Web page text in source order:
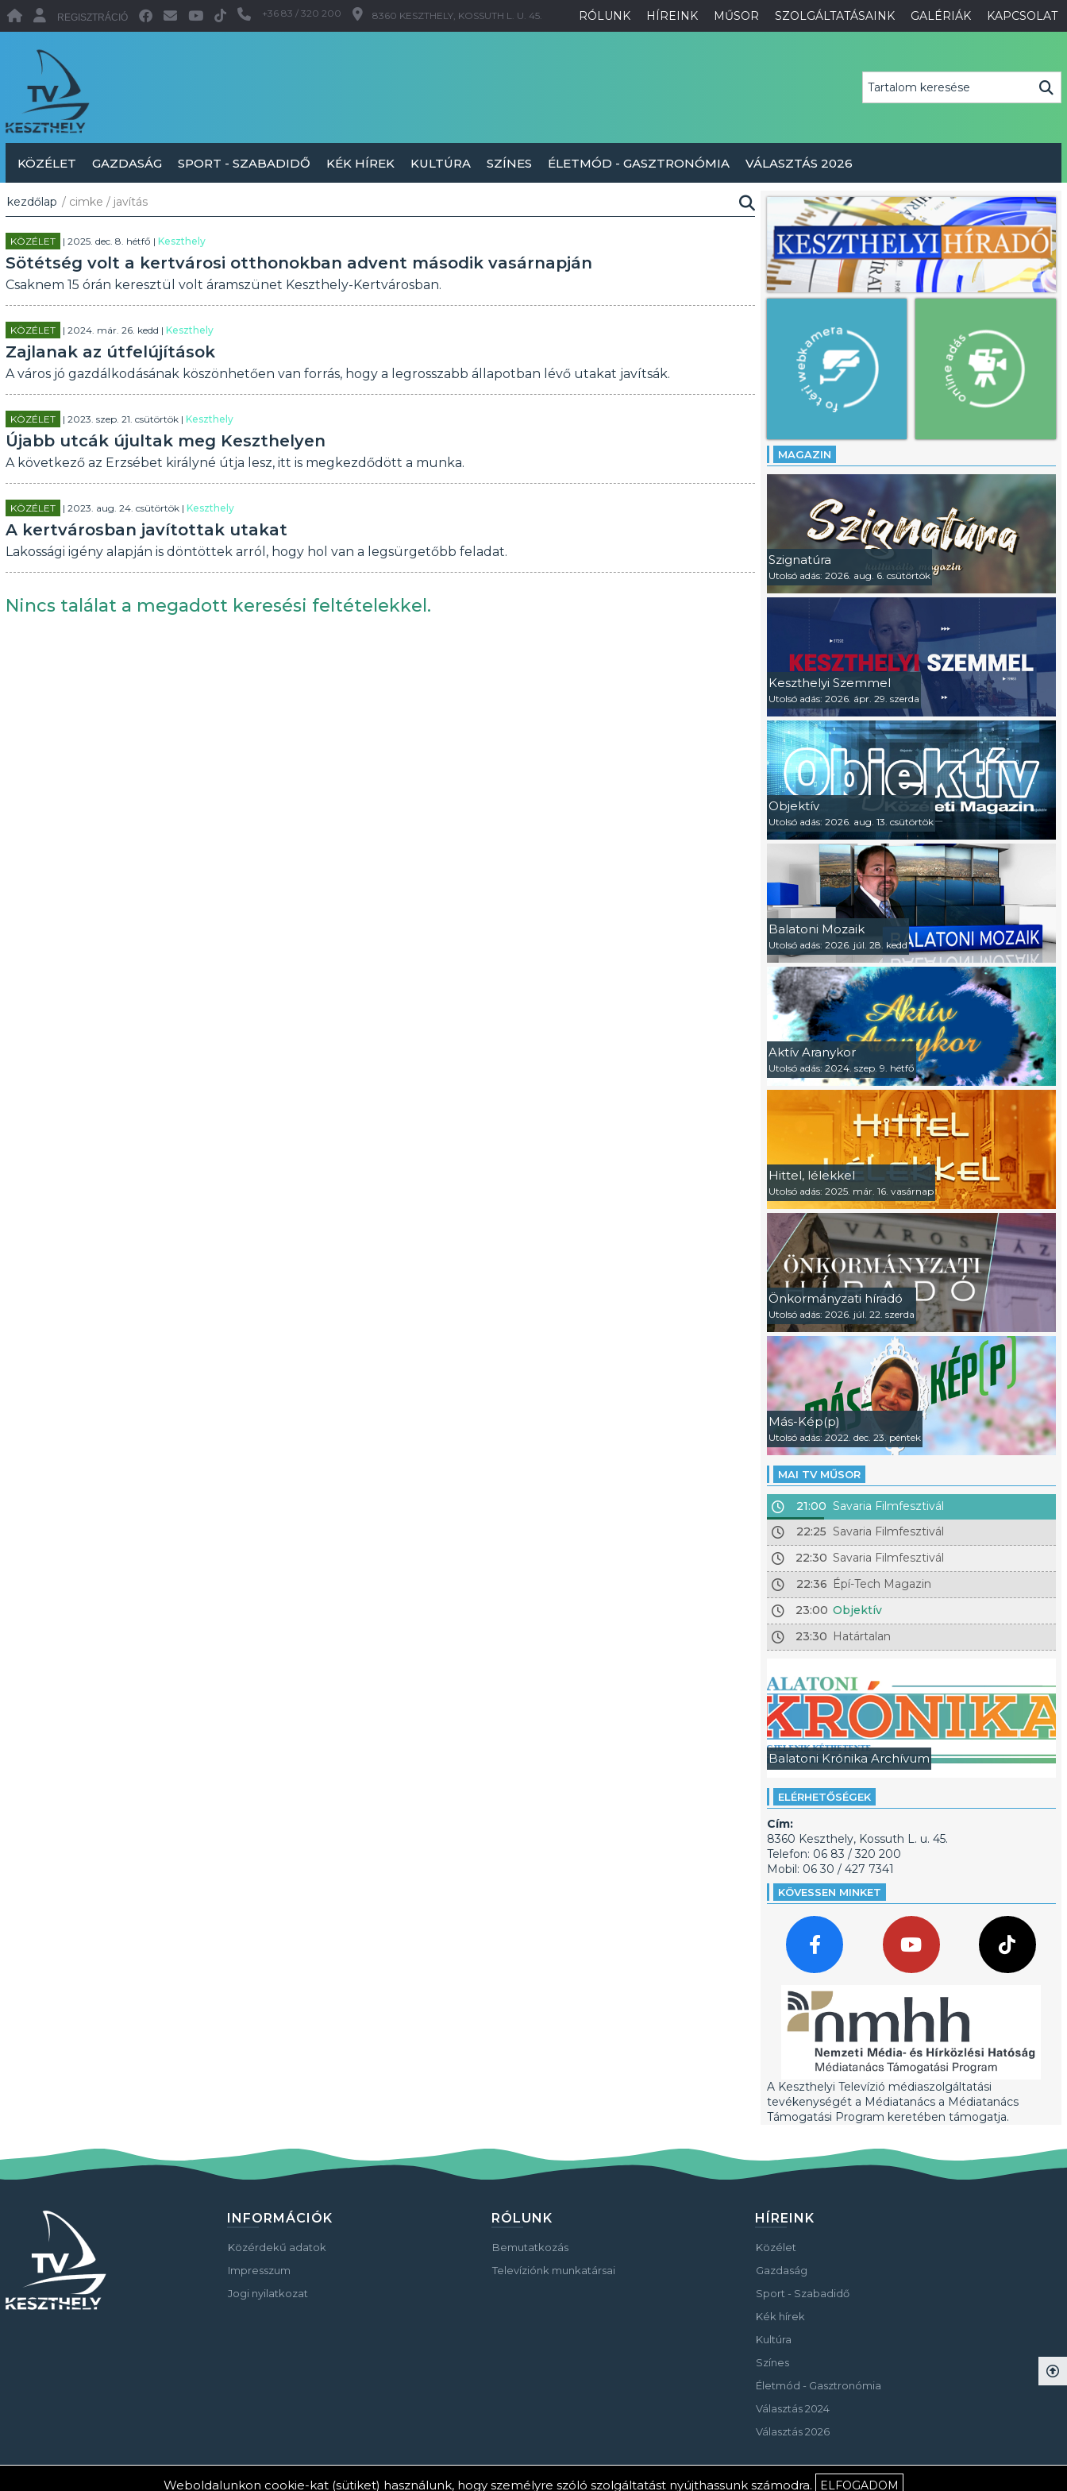
RÓLUNK HÍREINK MŰSOR SZOLGÁLTATÁSAINK GALÉRIÁK KAPCSOLAT
REGISZTRÁCIÓ +36 83 / 320 200 8360 KESZTHELY, KOSSUTH L. U. 45.
KÖZÉLET GAZDASÁG SPORT - SZABADIDŐ KÉK HÍREK KULTÚRA SZÍNES ÉLETMÓD - GASZTRONÓMIA VÁLASZTÁS 2026
kezdőlap / cimke / javítás
KÖZÉLET | 2025. dec. 8. hétfő | Keszthely
Sötétség volt a kertvárosi otthonokban advent második vasárnapján
Csaknem 15 órán keresztül volt áramszünet Keszthely-Kertvárosban.
KÖZÉLET | 2024. már. 26. kedd | Keszthely
Zajlanak az útfelújítások
A város jó gazdálkodásának köszönhetően van forrás, hogy a legrosszabb állapotban lévő utakat javítsák.
KÖZÉLET | 2023. szep. 21. csütörtök | Keszthely
Újabb utcák újultak meg Keszthelyen
A következő az Erzsébet királyné útja lesz, itt is megkezdődött a munka.
KÖZÉLET | 2023. aug. 24. csütörtök | Keszthely
A kertvárosban javítottak utakat
Lakossági igény alapján is döntöttek arról, hogy hol van a legsürgetőbb feladat.
Nincs találat a megadott keresési feltételekkel.
MAGAZIN
Szignatúra
Utolsó adás: 2026. aug. 6. csütörtök
Keszthelyi Szemmel
Utolsó adás: 2026. ápr. 29. szerda
Objektív
Utolsó adás: 2026. aug. 13. csütörtök
Balatoni Mozaik
Utolsó adás: 2026. júl. 28. kedd
Aktív Aranykor
Utolsó adás: 2024. szep. 9. hétfő
Hittel, lélekkel
Utolsó adás: 2025. már. 16. vasárnap
Önkormányzati híradó
Utolsó adás: 2026. júl. 22. szerda
Más-Kép(p)
Utolsó adás: 2022. dec. 23. péntek
MAI TV MŰSOR
21:00 Savaria Filmfesztivál
22:25 Savaria Filmfesztivál
22:30 Savaria Filmfesztivál
22:36 Épí-Tech Magazin
23:00 Objektív
23:30 Határtalan
Balatoni Krónika Archívum
ELÉRHETŐSÉGEK
Cím:
8360 Keszthely, Kossuth L. u. 45.
Telefon: 06 83 / 320 200
Mobil: 06 30 / 427 7341
KÖVESSEN MINKET
A Keszthelyi Televízió médiaszolgáltatási
tevékenységét a Médiatanács a Médiatanács
Támogatási Program keretében támogatja.
INFORMÁCIÓK
Közérdekű adatok
Impresszum
Jogi nyilatkozat
RÓLUNK
Bemutatkozás
Televíziónk munkatársai
HÍREINK
Közélet
Gazdaság
Sport - Szabadidő
Kék hírek
Kultúra
Színes
Életmód - Gasztronómia
Választás 2024
Választás 2026
© Copyright 2023 Keszthelyi TelevízióWeboldalunkon cookie-kat (sütiket) használunk, hogy személyre szóló szolgáltatást nyújthassunk számodra. ELFOGADOM